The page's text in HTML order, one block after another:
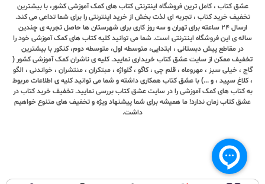
عشق کتاب ، کامل ترین فروشگاه اینترنتی کتاب های کمک آموزشی کشور، با بیشترین
تخفیف خرید کتاب ، تجربه ای لذت بخش از خرید اینترنتی را برای شما تداعی می کند.
ارسال ٢٤ ساعته برای تهران و سه روز کاری برای شهرستان ها حاصل تجربه ی چندین
ساله ی این فروشگاه اینترنتی است. شما می توانید کلیه کتاب های کمک آموزشی خود را
در مقاطع پیش دبستانی ، ابتدایی، متوسطه اول، متوسطه دوم، کنکور با بیشترین
تخفیف ممکن از سایت عشق کتاب خریداری نمایید. کلیه ی ناشران کمک آموزشی کشور (
گاج ، خیلی سبز ، مهروماه ، قلم چی ، کاگو ، گلواژه ، مبتکران ، منتشران ، خواندنی ، الگو
، کلاغ سپید ، و ...) با عشق کتاب همکاری داشته و شما می توانید کلیه ی اطلاعات مربوط
به کتاب های کمک آموزشی را در سایت عشق کتاب بررسی نمایید. تخفیف خرید کتاب در
عشق کتاب زمان ندارد! ما همیشه برای شما پیشنهاد ویژه و تخفیف های متنوع خواهیم
داشت.